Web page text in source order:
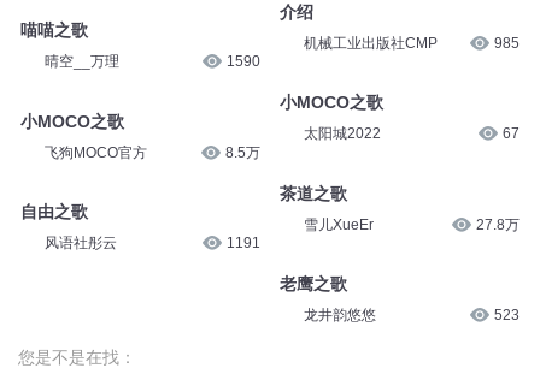
喵喵之歌
晴空__万理 1590
小MOCO之歌
飞狗MOCO官方 8.5万
自由之歌
风语社彤云 1191
介绍
机械工业出版社CMP 985
小MOCO之歌
太阳城2022 67
茶道之歌
雪儿XueEr 27.8万
老鹰之歌
龙井韵悠悠 523
您是不是在找：